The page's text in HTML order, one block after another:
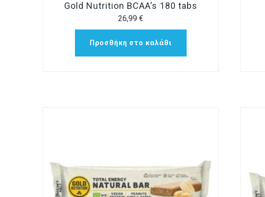
Gold Nutrition BCAA’s 180 tabs
26,99 €
Προσθήκη στο καλάθι